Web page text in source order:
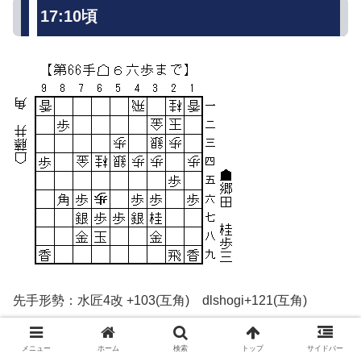
17:10頃
先手形勢：水匠4改 +103(互角) dlshogi+121(互角)
中継・解説・消費時間ほか情報
メニュー ホーム 検索 トップ サイドバー